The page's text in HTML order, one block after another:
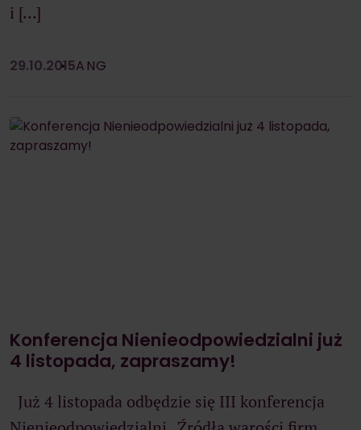
i […]
29.10.2015ANG
Konferencja Nienieodpowiedzialni już
4 listopada, zapraszamy!
Już 4 listopada odbędzie się III konferencja